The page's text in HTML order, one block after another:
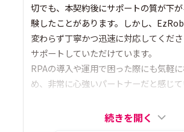
切でも、本契約後にサポートの質が下
験したことがあります。しかし、
変わらず丁寧かつ迅速に対応してくだ
サポートしていただけています。
RPAの導入や運用で困った際にも気軽
め、非常に心強いパートナーだと感じて
続きを開く